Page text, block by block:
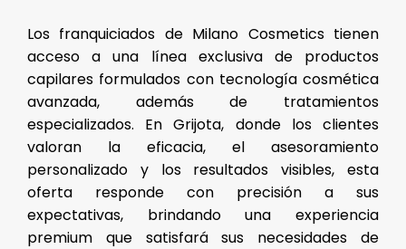
Los franquiciados de Milano Cosmetics tienen
acceso a una línea exclusiva de productos
capilares formulados con tecnología cosmética
avanzada, además de tratamientos
especializados. En Grijota, donde los clientes
valoran la eficacia, el asesoramiento
personalizado y los resultados visibles, esta
oferta responde con precisión a sus
expectativas, brindando una experiencia
premium que satisfará sus necesidades de